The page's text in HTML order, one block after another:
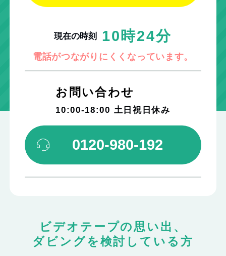
現在の時刻 10時24分
電話がつながりにくくなっています。
お問い合わせ
10:00-18:00 ⼟⽇祝⽇休み
0120-980-192
ビデオテープの思い出、
ダビングを検討している方